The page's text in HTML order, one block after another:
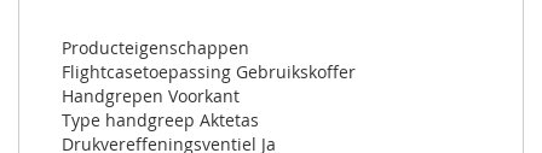
Producteigenschappen
Flightcasetoepassing Gebruikskoffer
Handgrepen Voorkant
Type handgreep Aktetas
Drukvereffeningsventiel Ja